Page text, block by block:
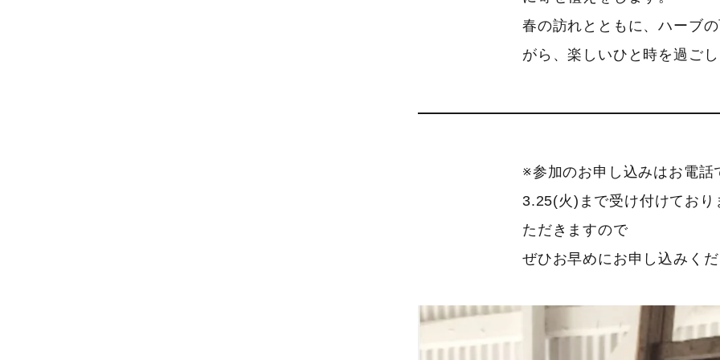
春の訪れとともに、ハーブ
がら、楽しいひと時を過ご
※参加のお申し込みはお電話
3.25(火)まで受け付けてお
ただきますので
ぜひお早めにお申し込みく